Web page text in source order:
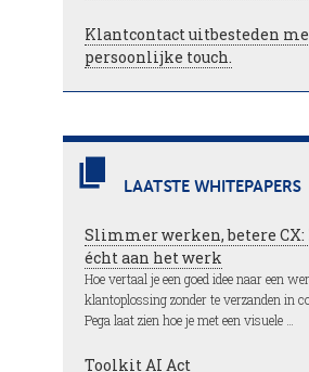
Klantcontact uitbesteden
persoonlijke touch.
LAATSTE WHITEPAPERS
Slimmer werken, betere CX:
écht aan het werk
Hoe vertaal je een goed idee naar een
klantoplossing zonder te verzanden in
Pega laat zien hoe je met een visuele …
Toolkit AI Act